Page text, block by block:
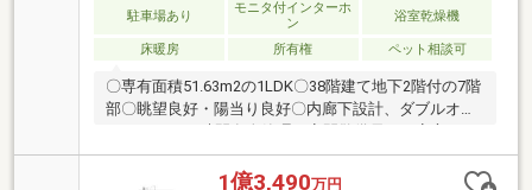
＊全壁・全天井クロス貼替＊フローリング・フロアタ
イル張替・全建具・シューズボックス交換 等
駐車場あり
モニタ付インターホ
ン
浴室乾燥機
床暖房 所有権 ペット相談可
〇専有面積51.63m2の1LDK〇38階建て地下2階付の7階
部〇眺望良好・陽当り良好〇内廊下設計、ダブルオー
ュリティ〇フロントサービス有り（一部有料）〇充実
した共用施設 ・ゲストルーム ・集会室 ・屋上庭
1億3,490万円